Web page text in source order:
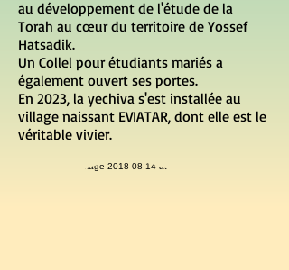
au développement de l'étude de la
Torah au cœur du territoire de Yossef
Hatsadik.
Un Collel pour étudiants mariés a
également ouvert ses portes.
En 2023, la yechiva s'est installée au
village naissant EVIATAR, dont elle est le
véritable vivier.